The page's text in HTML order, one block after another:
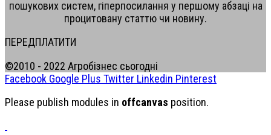
пошукових систем, гіперпосилання у першому абзаці на
процитовану статтю чи новину.
ПЕРЕДПЛАТИТИ
©2010 - 2022 Агробізнес сьогодні
Facebook Google Plus Twitter Linkedin Pinterest
Please publish modules in offcanvas position.